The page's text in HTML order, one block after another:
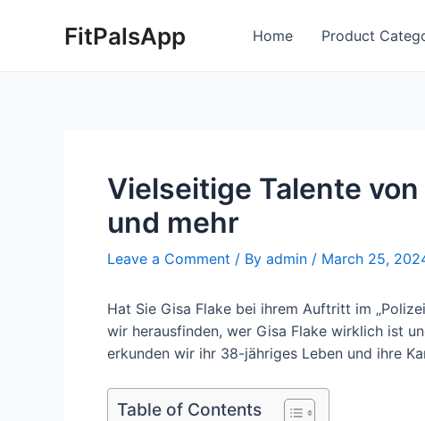
FitPalsApp Home Product
Vielseitige Talente von
und mehr
Leave a Comment / By admin / March 25,
Hat Sie Gisa Flake bei ihrem Auftritt im
wir herausfinden, wer Gisa Flake wirklich ist
erkunden wir ihr 38-jähriges Leben und ihre
Table of Contents
navigation